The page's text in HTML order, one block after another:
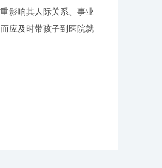
影响其人际关系、事业
应及时带孩子到医院就